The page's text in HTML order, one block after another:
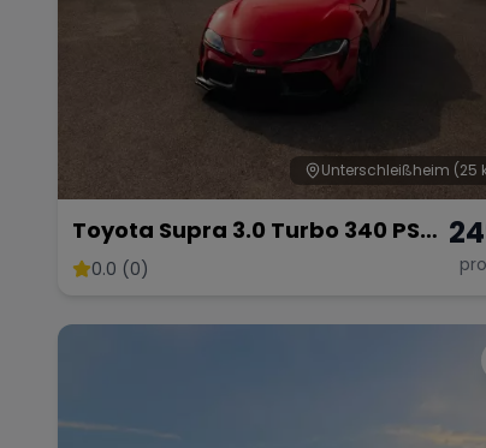
Unterschleißheim (25
Toyota Supra 3.0 Turbo 340 PS
Sportwagen Premium
0.0 (0)